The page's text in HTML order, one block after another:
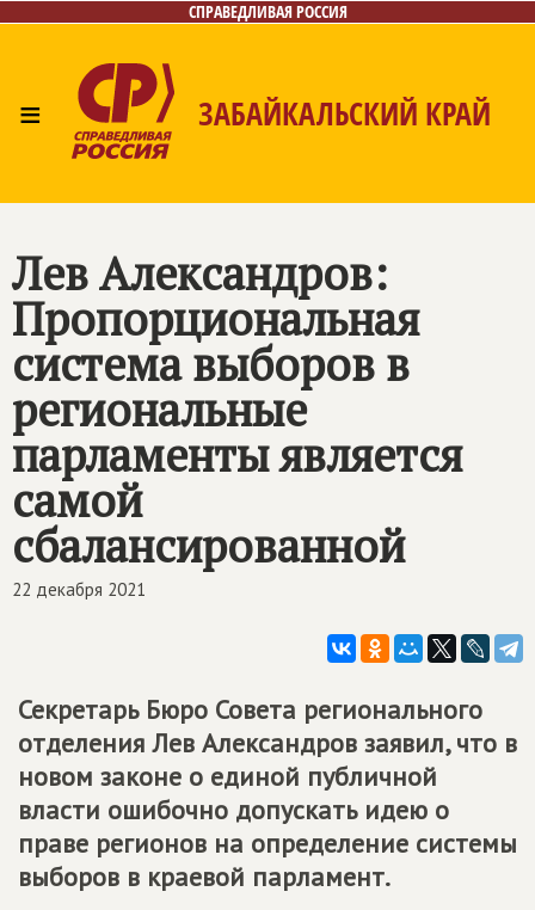
СПРАВЕДЛИВАЯ РОССИЯ
≡ ЗАБАЙКАЛЬСКИЙ КРАЙ
Лев Александров:
Пропорциональная
система выборов в
региональные
парламенты является
самой
сбалансированной
22 декабря 2021
Секретарь Бюро Совета регионального
отделения Лев Александров заявил, что в
новом законе о единой публичной
власти ошибочно допускать идею о
праве регионов на определение системы
выборов в краевой парламент.